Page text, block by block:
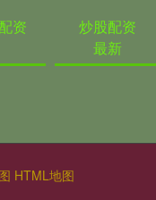
资
炒股配资
最新
HTML地图